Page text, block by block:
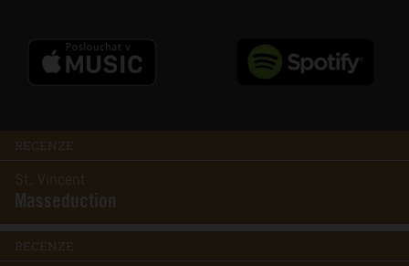
RECENZE
St. Vincent
Masseduction
RECENZE